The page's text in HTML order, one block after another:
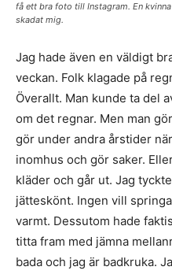
få ett bra foto till Instagram. En
skadat mig.
Jag hade även en väldigt
veckan. Folk klagade på
Överallt. Man kunde ta del
om det regnar. Men man
gör under andra årstider
inomhus och gör saker.
kläder och går ut. Jag
jätteskönt. Ingen vill
varmt. Dessutom hade
titta fram med jämna
bada och jag är badkruka.